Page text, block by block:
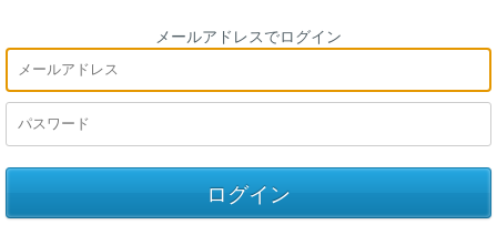
メールアドレスでログイン